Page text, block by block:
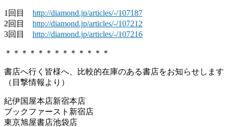
1回目 http://diamond.jp/articles/-/107187
2回目 http://diamond.jp/articles/-/107212
3回目 http://diamond.jp/articles/-/107216
＊＊＊＊＊＊＊＊＊＊＊＊＊
書店へ行く皆様へ、比較的在庫のある書店をお知らせします
（目撃情報より）
紀伊国屋本店新宿本店
ブックファースト新宿店
東京旭屋書店池袋店